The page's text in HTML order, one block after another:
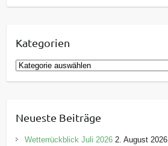
Kategorien
K
a
g
o
Neueste Beiträge
Wetterrückblick Juli 2026 2. August 2026